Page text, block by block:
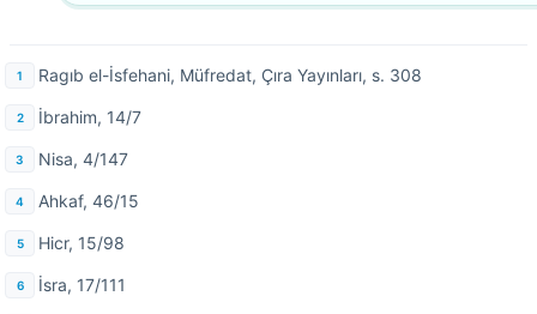
Ragıb el-İsfehani, Müfredat, Çıra Yayınları, s. 308
İbrahim, 14/7
Nisa, 4/147
Ahkaf, 46/15
Hicr, 15/98
İsra, 17/111